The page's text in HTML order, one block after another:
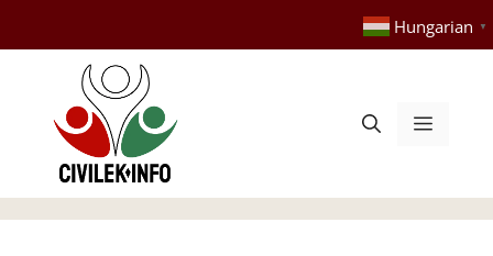
tartalomba
Hungarian ▼
Menü